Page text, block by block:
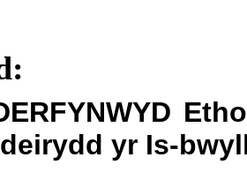
yr Is-